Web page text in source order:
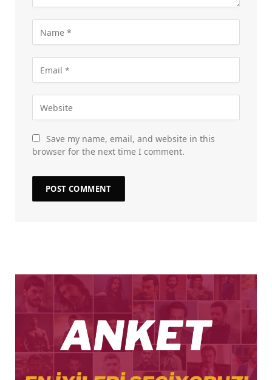
Save my name, email, and website in this
browser for the next time I comment.